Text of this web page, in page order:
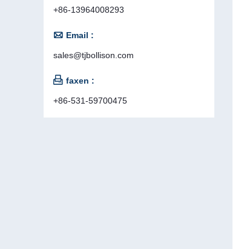
+86-13964008293
 Email :
sales@tjbollison.com
 faxen :
+86-531-59700475